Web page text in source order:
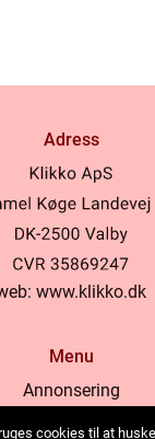
Adress
www.klikko.dk
Menu
Annonsering
cookies til at